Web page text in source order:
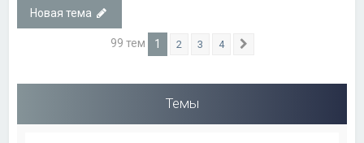
Новая тема
99 тем 1 2 3 4
Темы